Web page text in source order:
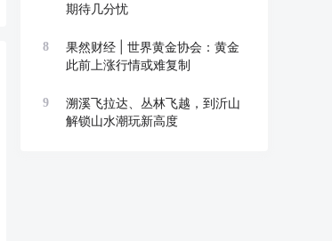
期待几分忧
8
果然财经 | 世界黄金协会：黄金
此前上涨行情或难复制
9
溯溪飞拉达、丛林飞越，到沂山
解锁山水潮玩新高度